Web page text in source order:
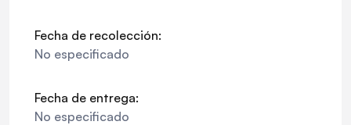
Fecha de recolección:
No especificado
Fecha de entrega:
No especificado